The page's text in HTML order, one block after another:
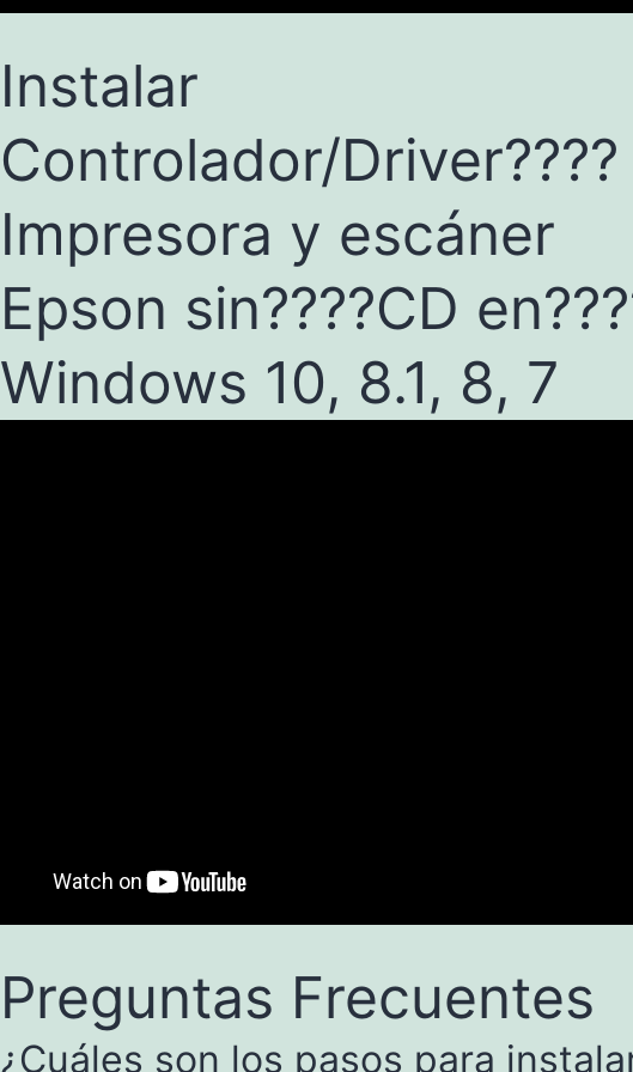
Instalar
Controlador/Driver????️
Impresora y escáner
Epson sin????CD
Windows 10, 8.1, 8, 7
Preguntas Frecuentes
¿Cuáles son los pasos para